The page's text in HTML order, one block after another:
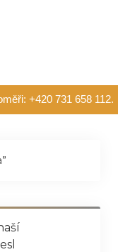
+420 731 658 112.